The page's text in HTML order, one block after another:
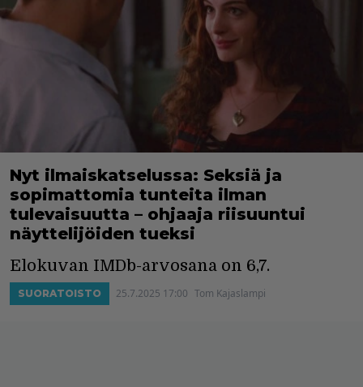
Nyt ilmaiskatselussa: Seksiä ja
sopimattomia tunteita ilman
tulevaisuutta – ohjaaja riisuuntui
näyttelijöiden tueksi
Elokuvan IMDb-arvosana on 6,7.
SUORATOISTO 25.7.2025 17:00 Tom Kajaslampi